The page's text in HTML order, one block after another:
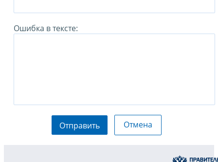
Ошибка в тексте:
Отправить Отмена